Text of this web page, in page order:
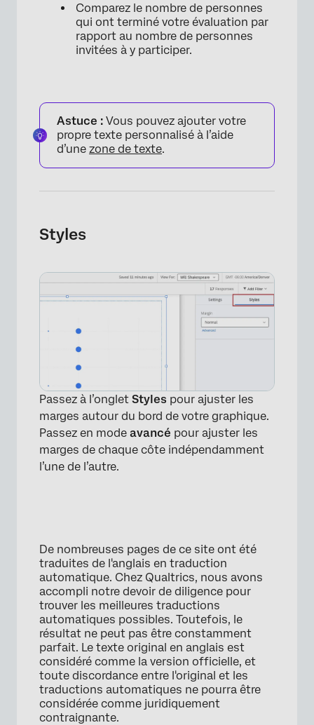
Comparez le nombre de personnes
qui ont terminé votre évaluation par
rapport au nombre de personnes
invitées à y participer.
Astuce : Vous pouvez ajouter votre
propre texte personnalisé à l’aide
d’une zone de texte.
Styles
×
Passez à l’onglet Styles pour ajuster les
marges autour du bord de votre graphique.
Passez en mode avancé pour ajuster les
marges de chaque côte indépendamment
l’une de l’autre.
De nombreuses pages de ce site ont été
traduites de l'anglais en traduction
automatique. Chez Qualtrics, nous avons
accompli notre devoir de diligence pour
trouver les meilleures traductions
automatiques possibles. Toutefois, le
résultat ne peut pas être constamment
parfait. Le texte original en anglais est
considéré comme la version officielle, et
toute discordance entre l'original et les
traductions automatiques ne pourra être
considérée comme juridiquement
contraignante.